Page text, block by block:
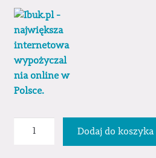
Dodaj do koszyka